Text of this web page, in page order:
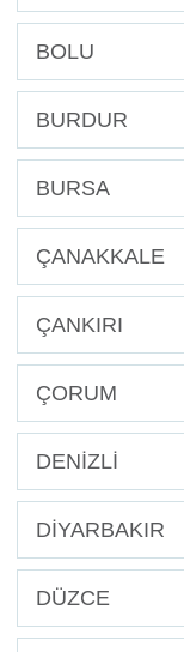
BOLU
BURDUR
BURSA
ÇANAKKALE
ÇANKIRI
ÇORUM
DENİZLİ
DİYARBAKIR
DÜZCE